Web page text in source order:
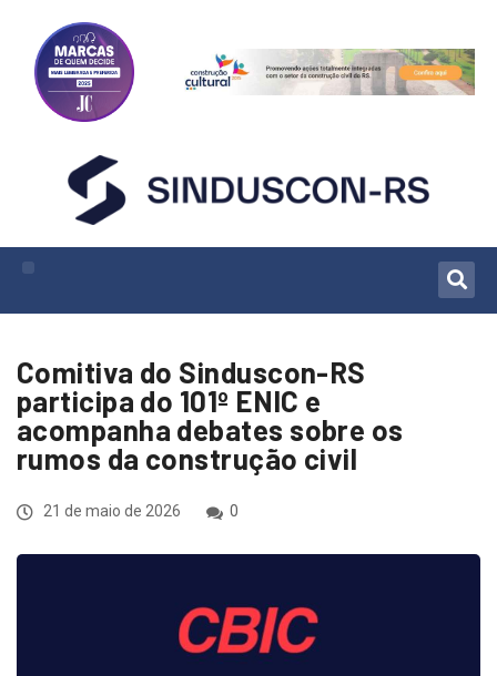
Comitiva do Sinduscon-RS
participa do 101º ENIC e
acompanha debates sobre os
rumos da construção civil
21 de maio de 2026 0